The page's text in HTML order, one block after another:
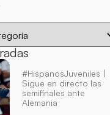
#HispanosJuveniles |
Sigue en directo las
semifinales ante
Alemania